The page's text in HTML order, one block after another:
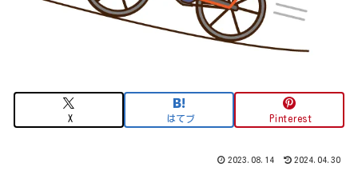
X はてブ Pinterest
2023.08.14 2024.04.30